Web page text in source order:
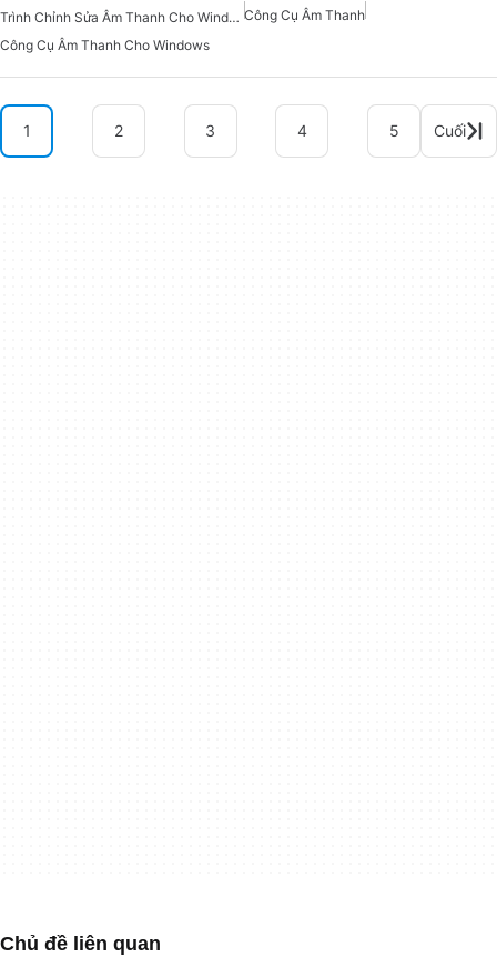
Trình Chỉnh Sửa Âm Thanh Cho Windows Công Cụ Âm Thanh
Công Cụ Âm Thanh Cho Windows
1 2 3 4 5 Cuối
Chủ đề liên quan